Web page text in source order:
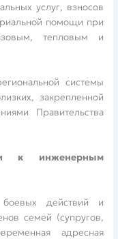
услуг, взносов
помощи при
тепловым и
системы
закрепленной
Правительства
к инженерным
действий и
семей (супругов,
адресная